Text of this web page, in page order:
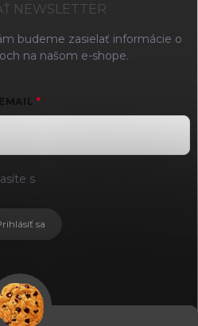
NEWSLETTER
budeme zasielať informácie o
na našom e-shope.
EMAIL
s
sa